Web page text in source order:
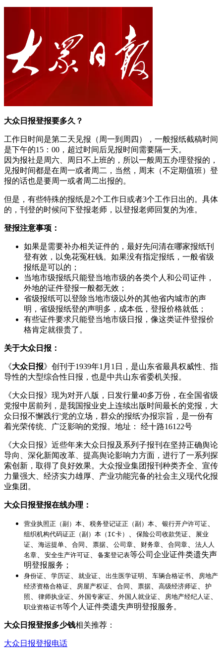
大众日报登报要多久？
工作日时间是第二天见报（周一到周四），一般报纸截稿时间
是下午的15：00，超过时间后见报时间需要隔一天。
因为报社是周六、周日不上班的，所以一般周五办理登报的，
见报时间都是在周一或者周二，当然，周末（不定期值班）登
报的话也是要周一或者周二出报的。
但是，有些特殊的报纸是2个工作日或者3个工作日出的。具体
的，刊登的时候问下登报老师，以登报老师回复的为准。
登报注意事项：
如果是需要补办相关证件的，最好先问清在哪家报纸刊
登有效，以免花冤枉钱。如果没有指定报纸，一般省级
报纸是可以的；
当地市级报纸只能登当地市级的各类个人和公司证件，
外地的证件登报一般都无效；
省级报纸可以登除当地市级以外的其他省内城市的声
明，省级报纸登的声明多，成本低，登报价格就低；
有些证件要求只能登当地市级日报，像这类证件登报价
格肯定就很贵了。
关于大众日报：
《大众日报》创刊于1939年1月1日，是山东省最具权威性、指
导性的大型综合性日报，也是中共山东省委机关报。
《大众日报》现为对开八版，日发行量40多万份，在全国省级
党报中居前列，是我国报业史上连续出版时间最长的党报，大
众日报不懈践行'党的立场，群众的报纸'办报宗旨，是一份有
着光荣传统、广泛影响的党报。地址： 经十路16122号
《大众日报》近些年来大众日报及系列子报刊在坚持正确舆论
导向、深化新闻改革、提高舆论影响力方面，进行了一系列探
索创新，取得了良好效果。大众报业集团报刊种类齐全、宣传
力量强大、经济实力雄厚、产业功能完备的社会主义现代化报
业集团。
大众日报登报在线办理：
营业执照正（副）本 税务登记证正（副）本 银行开户许可证
组织机构代码证正（副）本（IC卡） 保险公司收款凭证
展业
证
海运提单 合同 票据 公司章 财务章 合同章
法人人
名章
安全生产许可证 备案登记表等公司企业证件类遗失声
明登报服务；
身份证 学历证 就业证 出生医学证明 车辆合格证书
房地产
经济资格合格证
房屋产权证 合同 票据 高级经济师证
护
照
律师执业证 外国专家证 外国人就业证 房地产经纪人证
职业资格证书等个人证件类遗失声明登报服务。
大众日报登报多少钱相关推荐：
大众日报登报电话